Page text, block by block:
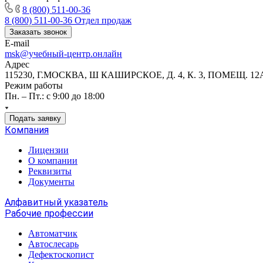
8 (800) 511-00-36
8 (800) 511-00-36 Отдел продаж
Заказать звонок
E-mail
msk@учебный-центр.онлайн
Адрес
115230, Г.МОСКВА, Ш КАШИРСКОЕ, Д. 4, К. 3, ПОМЕЩ.
Режим работы
Пн. – Пт.: с 9:00 до 18:00
Подать заявку
Компания
Лицензии
О компании
Реквизиты
Документы
Алфавитный указатель
Рабочие профессии
Автоматчик
Автослесарь
Дефектоскопист